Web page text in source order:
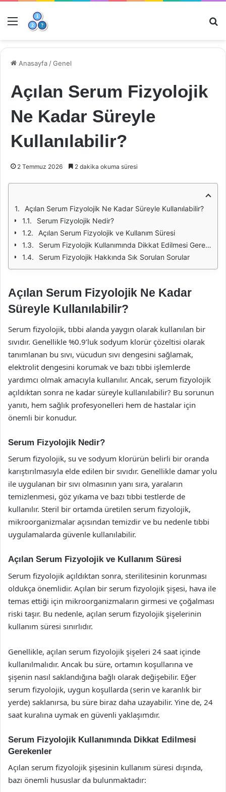
Menü
Anasayfa /Genel
Açılan Serum Fizyolojik
Ne Kadar Süreyle
Kullanılabilir?
2 Temmuz 2026 2 dakika okuma süresi
Açılan Serum Fizyolojik Ne Kadar Süreyle Kullanılabilir?
Serum Fizyolojik Nedir?
Açılan Serum Fizyolojik ve Kullanım Süresi
Serum Fizyolojik Kullanımında Dikkat Edilmesi Gerekenler
Serum Fizyolojik Hakkında Sık Sorulan Sorular
Açılan Serum Fizyolojik Ne Kadar
Süreyle Kullanılabilir?
Serum fizyolojik, tıbbi alanda yaygın olarak kullanılan bir
sıvıdır. Genellikle %0.9’luk sodyum klorür çözeltisi olarak
tanımlanan bu sıvı, vücudun sıvı dengesini sağlamak,
elektrolit dengesini korumak ve bazı tıbbi işlemlerde
yardımcı olmak amacıyla kullanılır. Ancak, serum fizyolojik
açıldıktan sonra ne kadar süreyle kullanılabilir? Bu sorunun
yanıtı, hem sağlık profesyonelleri hem de hastalar için
önemli bir konudur.
Serum Fizyolojik Nedir?
Serum fizyolojik, su ve sodyum klorürün belirli bir oranda
karıştırılmasıyla elde edilen bir sıvıdır. Genellikle damar yolu
ile uygulanan bir sıvı olmasının yanı sıra, yaraların
temizlenmesi, göz yıkama ve bazı tıbbi testlerde de
kullanılır. Steril bir ortamda üretilen serum fizyolojik,
mikroorganizmalar açısından temizdir ve bu nedenle tıbbi
uygulamalarda güvenle kullanılabilir.
Açılan Serum Fizyolojik ve Kullanım Süresi
Serum fizyolojik açıldıktan sonra, sterilitesinin korunması
oldukça önemlidir. Açılan bir serum fizyolojik şişesi, hava ile
temas ettiği için mikroorganizmaların girmesi ve çoğalması
riski taşır. Bu nedenle, açılan serum fizyolojik şişelerinin
kullanım süresi sınırlıdır.
Genellikle, açılan serum fizyolojik şişeleri 24 saat içinde
kullanılmalıdır. Ancak bu süre, ortamın koşullarına ve
şişenin nasıl saklandığına bağlı olarak değişebilir. Eğer
serum fizyolojik, uygun koşullarda (serin ve karanlık bir
yerde) saklanırsa, bu süre biraz daha uzayabilir. Yine de, 24
saat kuralına uymak en güvenli yaklaşımdır.
Serum Fizyolojik Kullanımında Dikkat Edilmesi
Gerekenler
Açılan serum fizyolojik şişesinin kullanım süresi dışında,
bazı önemli hususlar da bulunmaktadır: